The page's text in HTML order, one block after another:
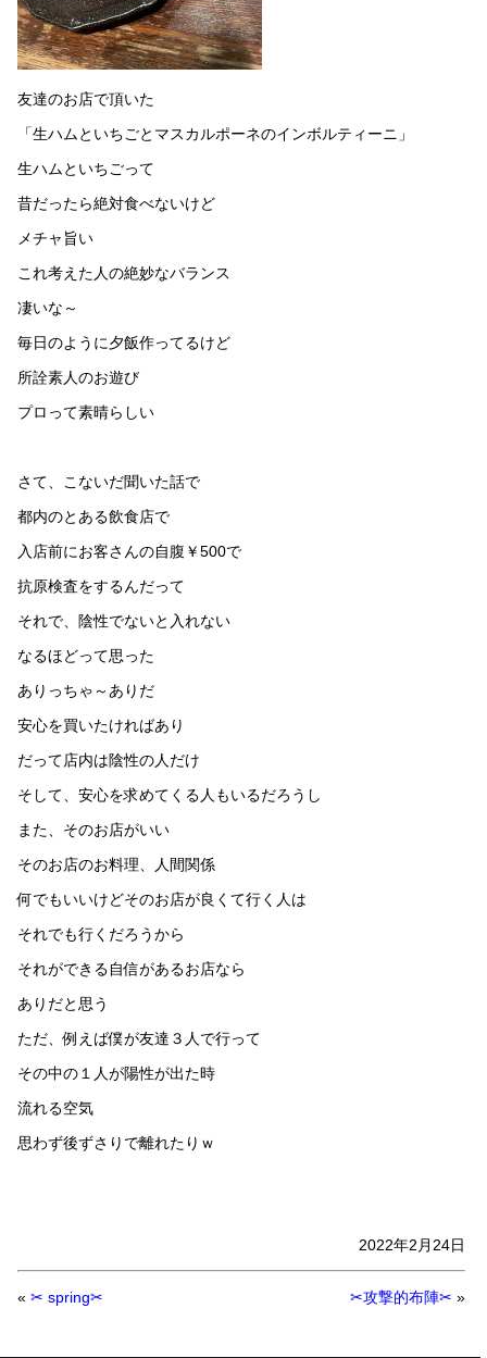
友達のお店で頂いた
「生ハムといちごとマスカルポーネのインボルティーニ」
生ハムといちごって
昔だったら絶対食べないけど
メチャ旨い
これ考えた人の絶妙なバランス
凄いな～
毎日のように夕飯作ってるけど
所詮素人のお遊び
プロって素晴らしい
さて、こないだ聞いた話で
都内のとある飲食店で
入店前にお客さんの自腹￥500で
抗原検査をするんだって
それで、陰性でないと入れない
なるほどって思った
ありっちゃ～ありだ
安心を買いたければあり
だって店内は陰性の人だけ
そして、安心を求めてくる人もいるだろうし
また、そのお店がいい
そのお店のお料理、人間関係
何でもいいけどそのお店が良くて行く人は
それでも行くだろうから
それができる自信があるお店なら
ありだと思う
ただ、例えば僕が友達３人で行って
その中の１人が陽性が出た時
流れる空気
思わず後ずさりで離れたりｗ
2022年2月24日
« ✂ spring✂ ✂攻撃的布陣✂ »